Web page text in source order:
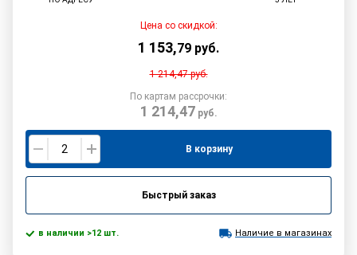
Цена со скидкой:
1 153,79 руб.
1 214,47руб.
По картам рассрочки:
1 214,47 руб.
В корзину
Быстрый заказ
в наличии >12 шт. Наличие в магазинах